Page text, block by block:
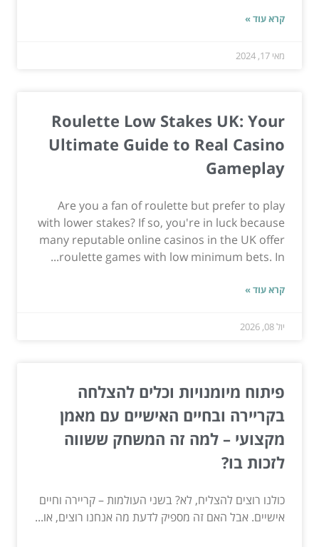
קרא עוד »
מאי 17, 2024
Roulette Low Stakes UK: Your
Ultimate Guide to Real Casino
Gameplay
Are you a fan of roulette but prefer to play
with lower stakes? If so, you're in luck because
many reputable online casinos in the UK offer
roulette games with low minimum bets. In...
קרא עוד »
יול 08, 2026
פיתוח מיומנויות וכלים להצלחה
בקריירה ובחיים האישיים עם מאמן
מקצועי – למה זה המשחק ששווה
לזכות בו?
כולנו רוצים להצליח, לא? בשני העולמות – קריירה וחיים
אישיים. אבל האם זה מספיק לדעת מה אנחנו רוצים, או...